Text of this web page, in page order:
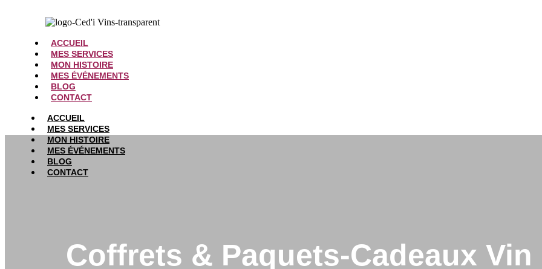
ACCUEIL
MES SERVICES
MON HISTOIRE
MES ÉVÉNEMENTS
BLOG
CONTACT
ACCUEIL
MES SERVICES
MON HISTOIRE
MES ÉVÉNEMENTS
BLOG
CONTACT
Coffrets & Paquets-Cadeaux